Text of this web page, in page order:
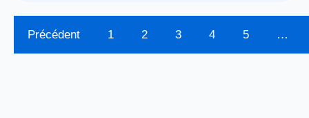
Précédent 1 2 3 4 5 …